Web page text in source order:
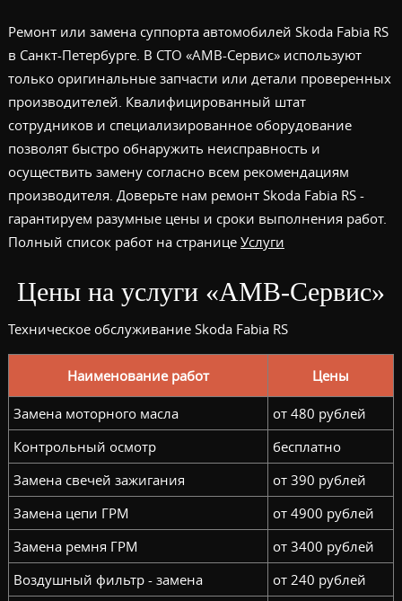
Ремонт или замена суппорта автомобилей Skoda Fabia RS
в Санкт-Петербурге. В СТО «АМВ-Сервис» используют
только оригинальные запчасти или детали проверенных
производителей. Квалифицированный штат
сотрудников и специализированное оборудование
позволят быстро обнаружить неисправность и
осуществить замену согласно всем рекомендациям
производителя. Доверьте нам ремонт Skoda Fabia RS -
гарантируем разумные цены и сроки выполнения работ.
Полный список работ на странице Услуги
Цены на услуги «АМВ-Сервис»
Техническое обслуживание Skoda Fabia RS
Наименование работ Цены
Замена моторного масла
от 480 рублей
Контрольный осмотр
бесплатно
Замена свечей зажигания
от 390 рублей
Замена цепи ГРМ
от 4900 рублей
Замена ремня ГРМ
от 3400 рублей
Воздушный фильтр - замена
от 240 рублей